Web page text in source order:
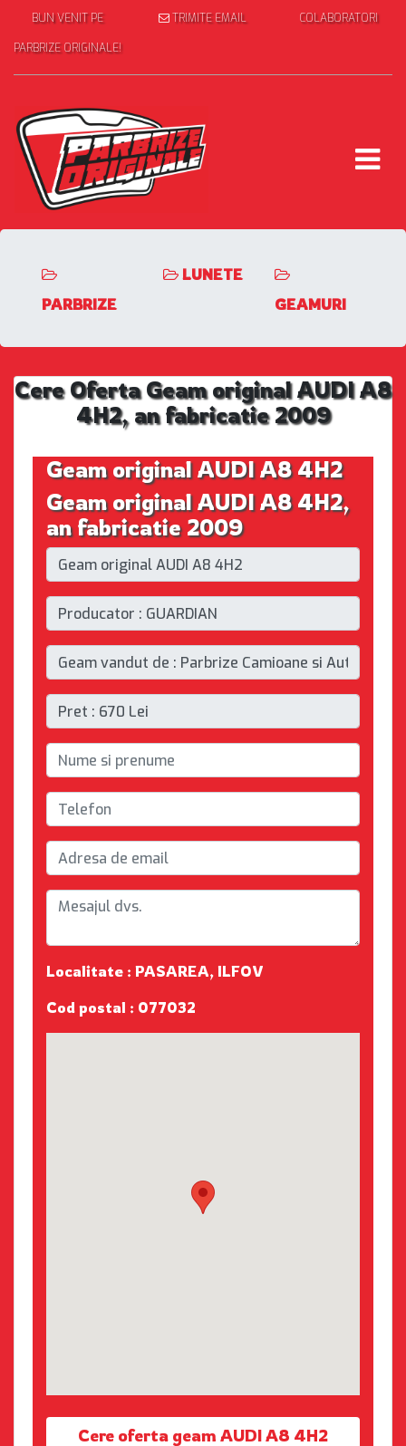
BUN VENIT PE
PARBRIZE ORIGINALE!
TRIMITE EMAIL COLABORATORI
PARBRIZE
LUNETE
GEAMURI
Cere Oferta Geam original AUDI A8
4H2, an fabricatie 2009
Geam original AUDI A8 4H2
Geam original AUDI A8 4H2,
an fabricatie 2009
Localitate : PASAREA, ILFOV
Cod postal : 077032
Cere oferta geam AUDI A8 4H2